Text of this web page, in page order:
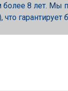
8 лет. Мы